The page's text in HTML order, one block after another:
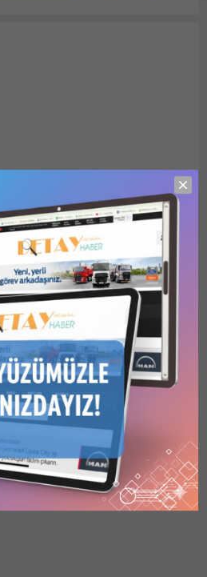
2 Eylül 2024 Tarihli 1869
Sayılı Dergi İnşaat
İhaleleri
ÇEŞİTLİ KURUMLAR
TARAFINDAN AÇILAN
İNŞAAT İHALELERİ YATIRIM
İZLEME MÜDÜRLÜĞÜ
YATIRIM İZLEME VE
KOORDİNASYON
22.10.2025